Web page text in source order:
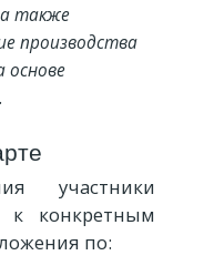
также
производства
основе
участники
конкретным
по: